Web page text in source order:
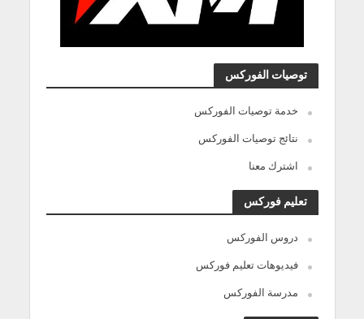
توصيات الفوركس
خدمة توصيات الفوركس
نتائج توصيات الفوركس
اشترك معنا
تعليم فوركس
دروس الفوركس
فيديوهات تعليم فوركس
مدرسة الفوركس